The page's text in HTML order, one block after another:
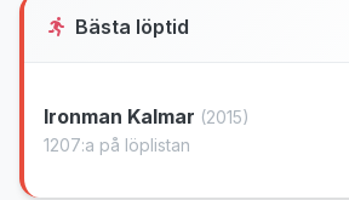
Bästa löptid
Ironman Kalmar (2015)
1207:a på löplistan